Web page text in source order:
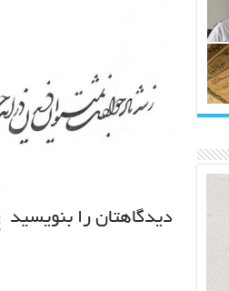
دیدگاهتان را بنویسید